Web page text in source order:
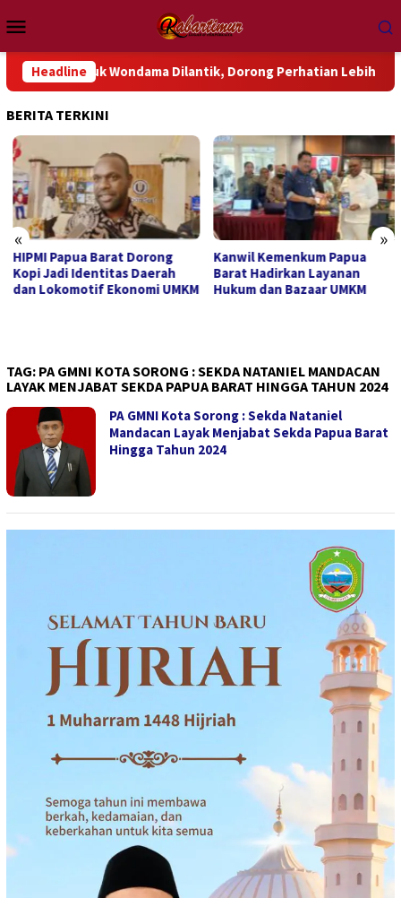
ke
kontenMobile
Headline
Teluk Wondama Dilantik, Dorong Perhatian Lebih Serius
BERITA TERKINI
« »
HIPMI Papua Barat Dorong
Kopi Jadi Identitas Daerah
dan Lokomotif Ekonomi UMKM
Kanwil Kemenkum Papua
Barat Hadirkan Layanan
Hukum dan Bazaar UMKM
TAG: PA GMNI KOTA SORONG : SEKDA NATANIEL MANDACAN
LAYAK MENJABAT SEKDA PAPUA BARAT HINGGA TAHUN 2024
PA GMNI Kota Sorong : Sekda Nataniel
Mandacan Layak Menjabat Sekda Papua Barat
Hingga Tahun 2024